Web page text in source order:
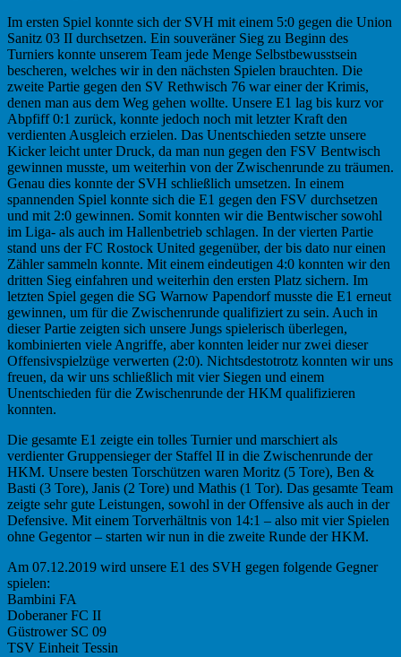
Im ersten Spiel konnte sich der SVH mit einem 5:0 gegen die Union
Sanitz 03 II durchsetzen. Ein souveräner Sieg zu Beginn des
Turniers konnte unserem Team jede Menge Selbstbewusstsein
bescheren, welches wir in den nächsten Spielen brauchten. Die
zweite Partie gegen den SV Rethwisch 76 war einer der Krimis,
denen man aus dem Weg gehen wollte. Unsere E1 lag bis kurz vor
Abpfiff 0:1 zurück, konnte jedoch noch mit letzter Kraft den
verdienten Ausgleich erzielen. Das Unentschieden setzte unsere
Kicker leicht unter Druck, da man nun gegen den FSV Bentwisch
gewinnen musste, um weiterhin von der Zwischenrunde zu träumen.
Genau dies konnte der SVH schließlich umsetzen. In einem
spannenden Spiel konnte sich die E1 gegen den FSV durchsetzen
und mit 2:0 gewinnen. Somit konnten wir die Bentwischer sowohl
im Liga- als auch im Hallenbetrieb schlagen. In der vierten Partie
stand uns der FC Rostock United gegenüber, der bis dato nur einen
Zähler sammeln konnte. Mit einem eindeutigen 4:0 konnten wir den
dritten Sieg einfahren und weiterhin den ersten Platz sichern. Im
letzten Spiel gegen die SG Warnow Papendorf musste die E1 erneut
gewinnen, um für die Zwischenrunde qualifiziert zu sein. Auch in
dieser Partie zeigten sich unsere Jungs spielerisch überlegen,
kombinierten viele Angriffe, aber konnten leider nur zwei dieser
Offensivspielzüge verwerten (2:0). Nichtsdestotrotz konnten wir uns
freuen, da wir uns schließlich mit vier Siegen und einem
Unentschieden für die Zwischenrunde der HKM qualifizieren
konnten.
Die gesamte E1 zeigte ein tolles Turnier und marschiert als
verdienter Gruppensieger der Staffel II in die Zwischenrunde der
HKM. Unsere besten Torschützen waren Moritz (5 Tore), Ben &
Basti (3 Tore), Janis (2 Tore) und Mathis (1 Tor). Das gesamte Team
zeigte sehr gute Leistungen, sowohl in der Offensive als auch in der
Defensive. Mit einem Torverhältnis von 14:1 – also mit vier Spielen
ohne Gegentor – starten wir nun in die zweite Runde der HKM.
Am 07.12.2019 wird unsere E1 des SVH gegen folgende Gegner
spielen:
Bambini FA
Doberaner FC II
Güstrower SC 09
TSV Einheit Tessin